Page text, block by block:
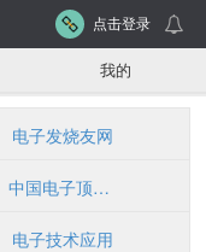
点击登录
我的
电子发烧友网
中国电子顶级开发网(EETOP)-电子设计论坛、博客、超人气的电子工程师资料分享平台
电子技术应用